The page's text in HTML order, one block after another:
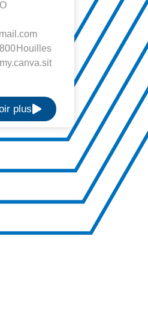
Houilles
plus